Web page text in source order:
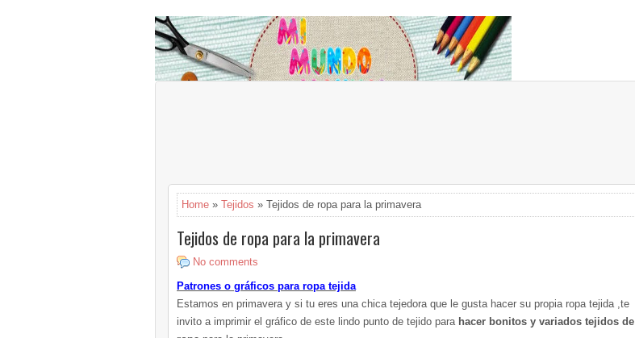
Home » Tejidos » Tejidos de ropa para la primavera
Tejidos de ropa para la primavera
No comments
Patrones o gráficos para ropa tejida
Estamos en primavera y si tu eres una chica tejedora que le gusta hacer su propia ropa tejida ,te
invito a imprimir el gráfico de este lindo punto de tejido para hacer bonitos y variados tejidos de